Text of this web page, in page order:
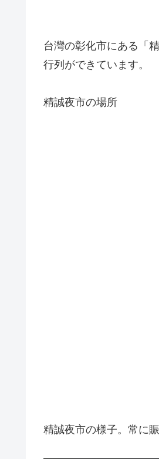
台灣の彰化市にある「
行列ができています。
精誠夜市の場所
精誠夜市の様子。常に